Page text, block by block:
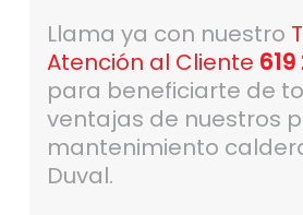
Llama ya con nuestro
Atención al Cliente 619
para beneficiarte de
ventajas de nuestros
mantenimiento
Duval.